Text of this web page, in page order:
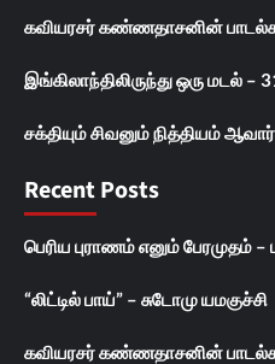
கவியரசர் கண்ணதாசனின்
இங்கிலாந்திலிருந்து ஒரு மடல் –
சக்தியும் சிவனும் நித்தியம்
Recent Posts
பெரிய புராணம் எனும் பேரமுதம் –
“லிட்டில் பாய்” – சுடோமு யமகுச்சி
கவியரசர் கண்ணதாசனின்